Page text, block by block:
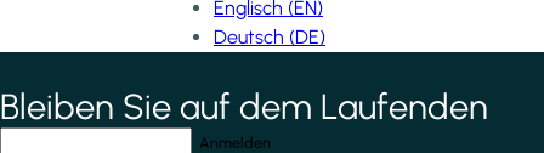
Englisch (EN)
Deutsch (DE)
*indicates required field
Bleiben Sie auf dem Laufenden